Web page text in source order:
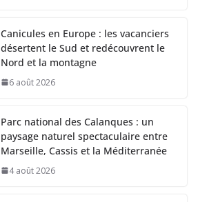
Canicules en Europe : les vacanciers
désertent le Sud et redécouvrent le
Nord et la montagne
6 août 2026
Parc national des Calanques : un
paysage naturel spectaculaire entre
Marseille, Cassis et la Méditerranée
4 août 2026